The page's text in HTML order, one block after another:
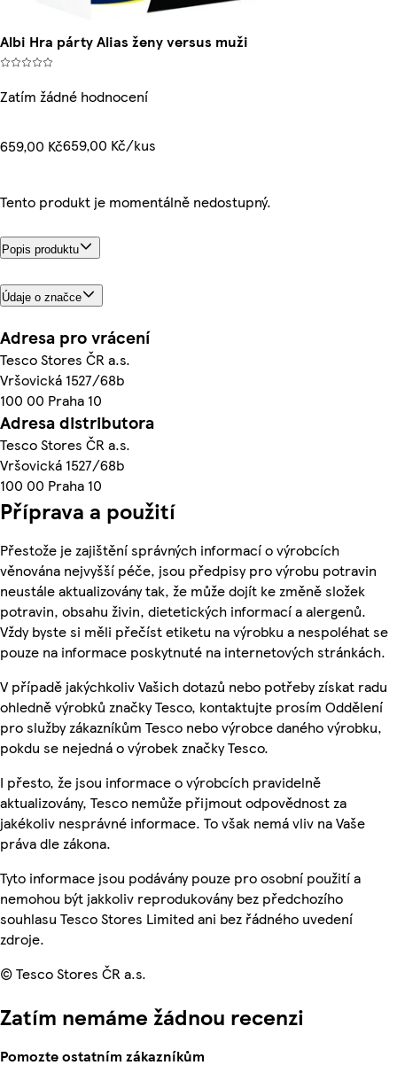
Albi Hra párty Alias ženy versus muži
Zatím žádné hodnocení
659,00 Kč659,00 Kč/kus
Tento produkt je momentálně nedostupný.
Popis produktu
Údaje o značce
Adresa pro vrácení
Tesco Stores ČR a.s.
Vršovická 1527/68b
100 00 Praha 10
Adresa distributora
Tesco Stores ČR a.s.
Vršovická 1527/68b
100 00 Praha 10
Příprava a použití
Přestože je zajištění správných informací o výrobcích
věnována nejvyšší péče, jsou předpisy pro výrobu potravin
neustále aktualizovány tak, že může dojít ke změně složek
potravin, obsahu živin, dietetických informací a alergenů.
Vždy byste si měli přečíst etiketu na výrobku a nespoléhat se
pouze na informace poskytnuté na internetových stránkách.
V případě jakýchkoliv Vašich dotazů nebo potřeby získat radu
ohledně výrobků značky Tesco, kontaktujte prosím Oddělení
pro služby zákazníkům Tesco nebo výrobce daného výrobku,
pokdu se nejedná o výrobek značky Tesco.
I přesto, že jsou informace o výrobcích pravidelně
aktualizovány, Tesco nemůže přijmout odpovědnost za
jakékoliv nesprávné informace. To však nemá vliv na Vaše
práva dle zákona.
Tyto informace jsou podávány pouze pro osobní použití a
nemohou být jakkoliv reprodukovány bez předchozího
souhlasu Tesco Stores Limited ani bez řádného uvedení
zdroje.
© Tesco Stores ČR a.s.
Zatím nemáme žádnou recenzi
Pomozte ostatním zákazníkům